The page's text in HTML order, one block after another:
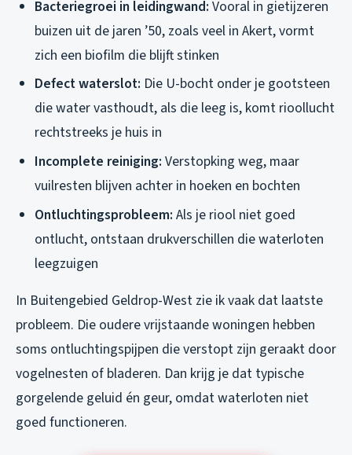
Bacteriegroei in leidingwand: Vooral in gietijzeren
buizen uit de jaren ’50, zoals veel in Akert, vormt
zich een biofilm die blijft stinken
Defect waterslot: Die U-bocht onder je gootsteen
die water vasthoudt, als die leeg is, komt rioollucht
rechtstreeks je huis in
Incomplete reiniging: Verstopking weg, maar
vuilresten blijven achter in hoeken en bochten
Ontluchtingsprobleem: Als je riool niet goed
ontlucht, ontstaan drukverschillen die waterloten
leegzuigen
In Buitengebied Geldrop-West zie ik vaak dat laatste
probleem. Die oudere vrijstaande woningen hebben
soms ontluchtingspijpen die verstopt zijn geraakt door
vogelnesten of bladeren. Dan krijg je dat typische
gorgelende geluid én geur, omdat waterloten niet
goed functioneren.